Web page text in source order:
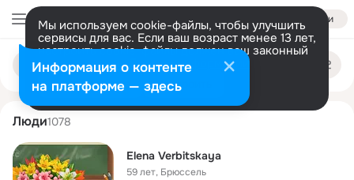
Войти
Мы используем cookie-файлы, чтобы улучшить
сервисы для вас. Если ваш возраст менее 13 лет,
настроить cookie-файлы должен ваш законный
представитель. Больше информации
Разрешить все Настроить
Поиск
людям
elena verbitskaya
Люди1078
Elena Verbitskaya
59 лет, Брюссель
Информация о контенте
на платформе — здесь